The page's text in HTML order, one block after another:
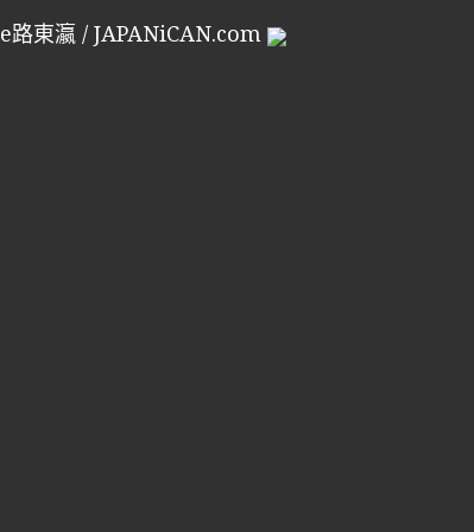
e路東瀛 / JAPANiCAN.com